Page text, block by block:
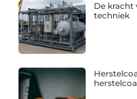
De kracht
techniek